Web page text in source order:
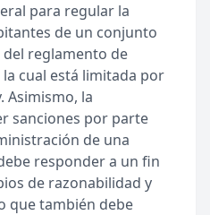
para regular la
de un conjunto
reglamento de
cual está limitada por
Asimismo, la
sanciones por parte
de una
responder a un fin
de razonabilidad y
que también debe